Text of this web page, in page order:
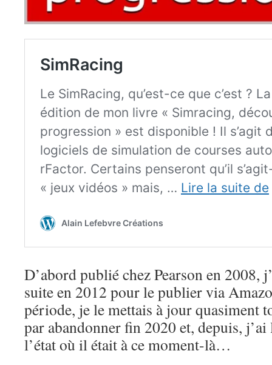
D’abord publié chez Pearson en 2008,
suite en 2012 pour le publier via
période, je le mettais à jour quasiment
par abandonner fin 2020 et, depuis,
l’état où il était à ce moment-là…